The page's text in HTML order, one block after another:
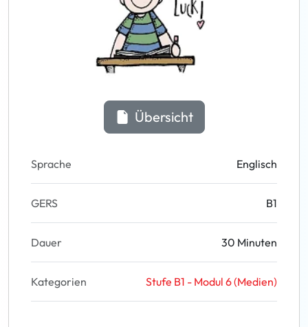
Übersicht
Sprache Englisch
GERS B1
Dauer 30 Minuten
Kategorien Stufe B1 - Modul 6 (Medien)